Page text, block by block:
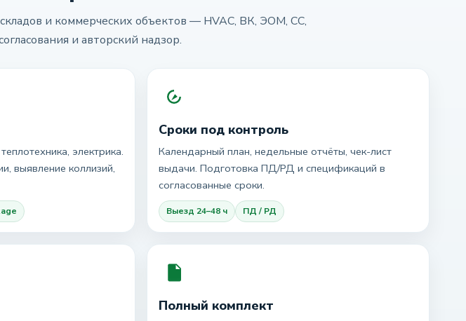
и коммерческих объектов — HVAC, ВК, ЭОМ, СС,
и авторский надзор.
электрика.
выявление коллизий,
Сроки под контроль
Календарный план, недельные отчёты, чек-лист
выдачи. Подготовка ПД/РД и спецификаций в
согласованные сроки.
Выезд 24–48 ч ПД / РД
Полный комплект